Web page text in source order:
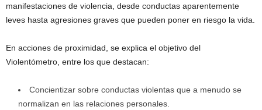
manifestaciones de violencia, desde conductas aparentemente
leves hasta agresiones graves que pueden poner en riesgo la vida.
En acciones de proximidad, se explica el objetivo del
Violentómetro, entre los que destacan:
Concientizar sobre conductas violentas que a menudo se
normalizan en las relaciones personales.